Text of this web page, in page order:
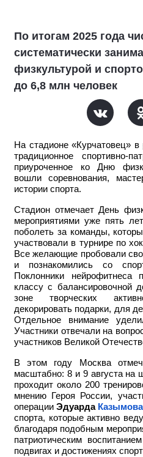
По итогам 2025 года
систематически
физкультурой и
до 6,8 млн человек
На стадионе «Курчатовец»
традиционное спортивно-
приуроченное ко Дню
вошли соревнования,
истории спорта.
Стадион отмечает День
мероприятиями уже пять
поболеть за команды,
участвовали в турнире по
Все желающие пробовали
и познакомились со
Поклонники нейрофитнеса
классу с балансировочной
зоне творческих
декорировать подарки, для
Отдельное внимание
Участники отвечали на
участников Великой
В этом году Москва
масштабно: 8 и 9 августа на
проходит около 200
мнению Героя России,
операции Эдуарда Казымова
спорта, которые активно
благодаря подобным
патриотическим
подвигах и достижениях